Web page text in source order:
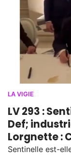
LA VIGIE
LV 293 :
Def;
Lorgnette :
Sentinelle est-